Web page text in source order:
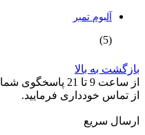
آلبوم تمبر
(5)
بازگشت به بالا
از ساعت 9 تا 21
از تماس خودداری فرمایید.
ارسال سریع